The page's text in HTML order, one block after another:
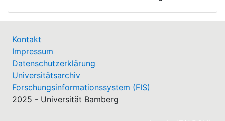
Kontakt
Impressum
Datenschutzerklärung
Universitätsarchiv
Forschungsinformationssystem (FIS)
2025 - Universität Bamberg